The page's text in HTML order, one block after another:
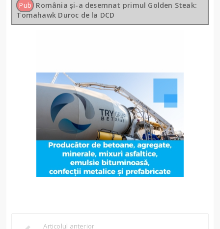
Pub România și-a desemnat primul Golden Steak:
Tomahawk Duroc de la DCD
Articolul anterior